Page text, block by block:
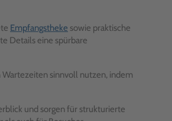
Empfangstheke sowie praktische
Details eine spürbare
sinnvoll nutzen, indem
und sorgen für strukturierte